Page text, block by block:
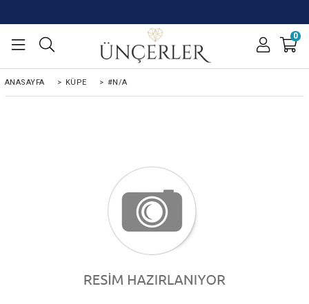
0
ANASAYFA > KÜPE > #N/A